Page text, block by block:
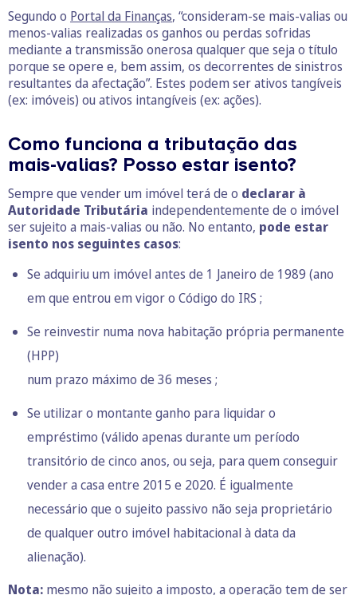
Segundo o Portal da Finanças, “consideram-se mais-valias ou
menos-valias realizadas os ganhos ou perdas sofridas
mediante a transmissão onerosa qualquer que seja o título
porque se opere e, bem assim, os decorrentes de sinistros
resultantes da afectação”. Estes podem ser ativos tangíveis
(ex: imóveis) ou ativos intangíveis (ex: ações).
Como funciona a tributação das
mais-valias? Posso estar isento?
Sempre que vender um imóvel terá de o declarar à
Autoridade Tributária independentemente de o imóvel
ser sujeito a mais-valias ou não. No entanto, pode estar
isento nos seguintes casos:
Se adquiriu um imóvel antes de 1 Janeiro de 1989 (ano
em que entrou em vigor o Código do IRS ;
Se reinvestir numa nova habitação própria permanente
(HPP)
num prazo máximo de 36 meses ;
Se utilizar o montante ganho para liquidar o
empréstimo (válido apenas durante um período
transitório de cinco anos, ou seja, para quem conseguir
vender a casa entre 2015 e 2020. É igualmente
necessário que o sujeito passivo não seja proprietário
de qualquer outro imóvel habitacional à data da
alienação).
Nota: mesmo não sujeito a imposto, a operação tem de ser